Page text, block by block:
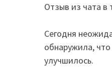
Отзыв из чата в
Сегодня
обнаружила,
улучшилось.